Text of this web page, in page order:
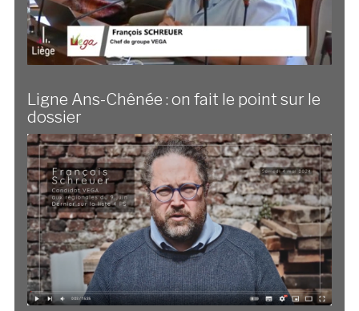
Ligne Ans-Chênée : on fait le point sur le
dossier